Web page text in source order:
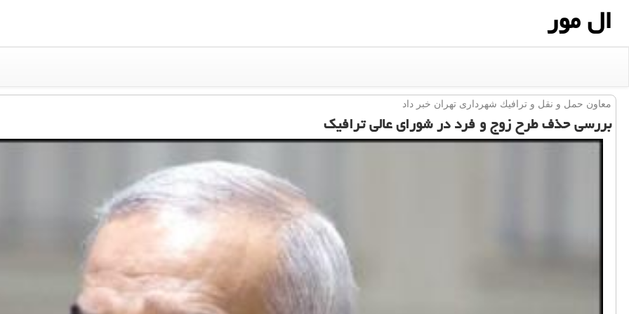
ال مور
معاون حمل و نقل و ترافیك شهرداری تهران خبر داد
بررسی حذف طرح زوج و فرد در شورای عالی ترافیك